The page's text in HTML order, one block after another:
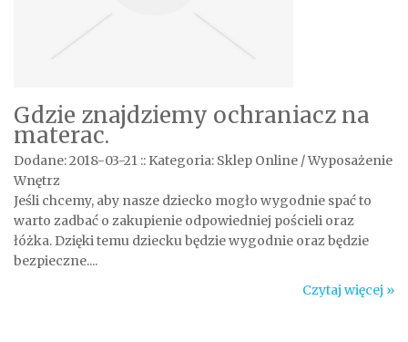
Gdzie znajdziemy ochraniacz na
materac.
Dodane: 2018-03-21 :: Kategoria: Sklep Online / Wyposażenie
Wnętrz
Jeśli chcemy, aby nasze dziecko mogło wygodnie spać to
warto zadbać o zakupienie odpowiedniej pościeli oraz
łóżka. Dzięki temu dziecku będzie wygodnie oraz będzie
bezpieczne....
Czytaj więcej »